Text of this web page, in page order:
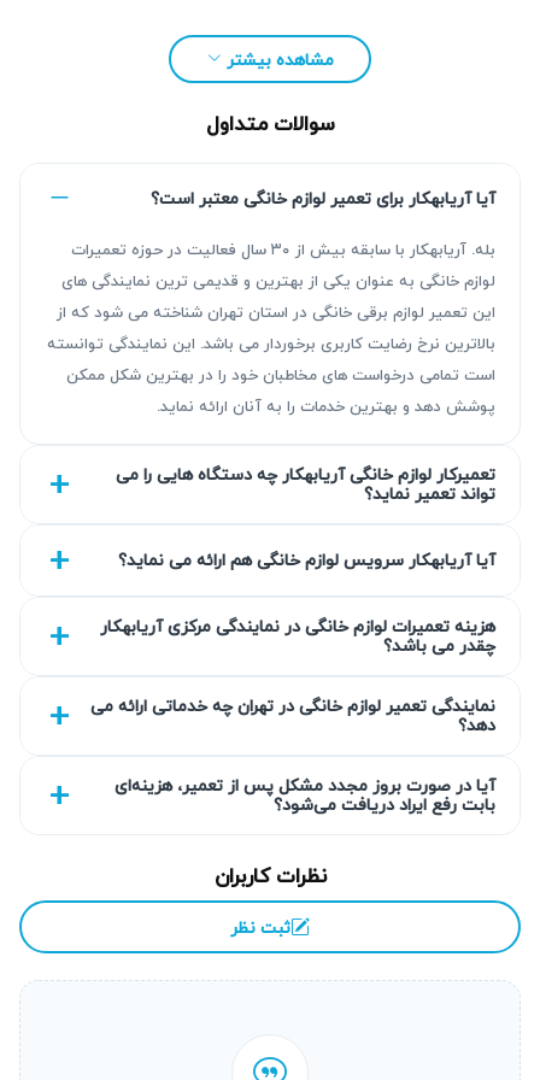
مزیت‌ آریابهکار برای تعمیر اتو پرس در اسلامشهر
با بیش از ۳۰ سال تجربه در زمینه تعمیر لوازم خانگی، آریابهکار
می‌دهد. کلیه خدمات همراه با گارانتی کتبی ۹۰ روزه تا ۴۵۰ روزه
قطعات مناسب و تیم متخصص، کیفیت خدمات را تضمین می‌کند.
گارانتی کتبی خدمات
روزه همراه است. این ضمانت کیفیت کار و قطعات به کار رفته
را تضمین می‌کند و خیال شما را از بابت بازگشت مشکل راحت
می‌سازد. در صورت بروز مشکل مجدد، خدمات پس از فروش به
سرعت پیگیری می‌شود.
انتخاب سطح کیفی قطعه به انتخاب شما
آریابهکار امکان انتخاب قطعات با سطح کیفی مختلف را برای
مشتری فراهم می‌کند. شما می‌توانید بسته به بودجه و نیاز خود،
قطعات اصلی، اورجینال یا قطعات جایگزین با کیفیت را انتخاب
نمایید. این انعطاف‌پذیری به کاهش هزینه‌ها و افزایش رضایت
مشتری کمک می‌کند.
مشاهده بیشتر
سوالات متداول
آیا آریابهکار برای تعمیر لوازم خانگی معتبر است؟
بله. آریابهکار با سابقه بیش از ۳۰ سال فعالیت در حوزه تعمیرات
لوازم خانگی به عنوان یکی از بهترین و قدیمی ترین نمایندگی های
این تعمیر لوازم برقی خانگی در استان تهران شناخته می شود که از
بالاترین نرخ رضایت کاربری برخوردار می باشد. این نمایندگی توانسته
است تمامی درخواست های مخاطبان خود را در بهترین شکل ممکن
پوشش دهد و بهترین خدمات را به آنان ارائه نماید.
تعمیرکار لوازم خانگی آریابهکار چه دستگاه هایی را می
تواند تعمیر نماید؟
آیا آریابهکار سرویس لوازم خانگی هم ارائه می نماید؟
هزینه تعمیرات لوازم خانگی در نمایندگی مرکزی آریابهکار
چقدر می باشد؟
نمایندگی تعمیر لوازم خانگی در تهران چه خدماتی ارائه می
دهد؟
آیا در صورت بروز مجدد مشکل پس از تعمیر، هزینه‌ای
بابت رفع ایراد دریافت می‌شود؟
نظرات کاربران
ثبت نظر